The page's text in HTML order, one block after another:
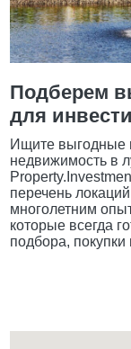
Подберем
для
Ищите выгодные
недвижимость в
перечень
многолетним
которые всегда
подбора, покупки